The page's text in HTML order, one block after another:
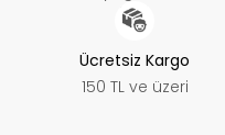
Ücretsiz Kargo
150 TL ve üzeri